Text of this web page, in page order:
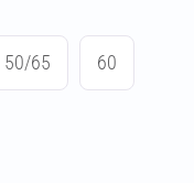
50/65 60